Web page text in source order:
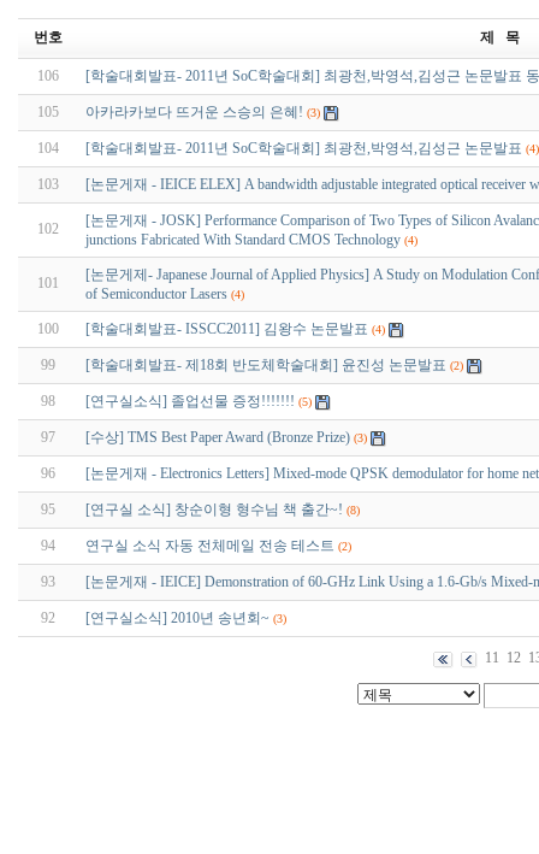
번호 제 목
106 [학술대회발표- 2011년 SoC학술대회] 최광천,박영석,김성근 논문발표
105 아카라카보다 뜨거운 스승의 은혜! (3)
104 [학술대회발표- 2011년 SoC학술대회] 최광천,박영석,김성근 논문발표 (4)
103 [논문게재 - IEICE ELEX] A bandwidth adjustable integrated optical receiver
102
[논문게재 - JOSK] Performance Comparison of Two Types of Silicon
junctions Fabricated With Standard CMOS Technology (4)
101
[논문게제- Japanese Journal of Applied Physics] A Study on Modulation
of Semiconductor Lasers (4)
100 [학술대회발표- ISSCC2011] 김왕수 논문발표 (4)
99 [학술대회발표- 제18회 반도체학술대회] 윤진성 논문발표 (2)
98 [연구실소식] 졸업선물 증정!!!!!!! (5)
97 [수상] TMS Best Paper Award (Bronze Prize) (3)
96 [논문게재 - Electronics Letters] Mixed-mode QPSK demodulator for home
95 [연구실 소식] 창순이형 형수님 책 출간~! (8)
94 연구실 소식 자동 전체메일 전송 테스트 (2)
93 [논문게재 - IEICE] Demonstration of 60-GHz Link Using a 1.6-Gb/s Mixed-
92 [연구실소식] 2010년 송년회~ (3)
11 12